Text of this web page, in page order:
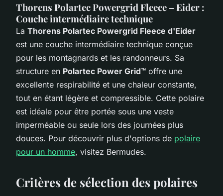
Thorens Polartec Powergrid Fleece – Eider :
Couche intermédiaire technique
La Thorens Polartec Powergrid Fleece d'Eider
est une couche intermédiaire technique conçue
pour les montagnards et les randonneurs. Sa
structure en Polartec Power Grid™ offre une
excellente respirabilité et une chaleur constante,
tout en étant légère et compressible. Cette polaire
est idéale pour être portée sous une veste
imperméable ou seule lors des journées plus
douces. Pour découvrir plus d'options de polaire
pour un homme, visitez Bermudes.
Critères de sélection des polaires